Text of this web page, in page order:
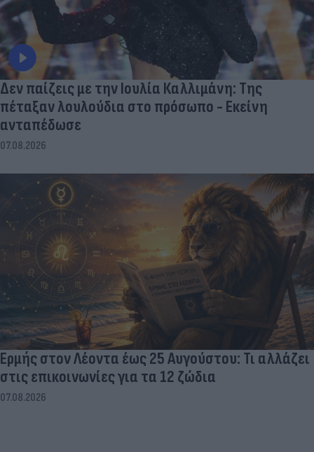
Δεν παίζεις με την Ιουλία Καλλιμάνη: Της
πέταξαν λουλούδια στο πρόσωπο - Εκείνη
ανταπέδωσε
07.08.2026
Ερμής στον Λέοντα έως 25 Αυγούστου: Τι αλλάζει
στις επικοινωνίες για τα 12 ζώδια
07.08.2026